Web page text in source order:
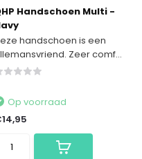
Handschoen Multi -
handschoen is een
Zeer comf...
Op voorraad